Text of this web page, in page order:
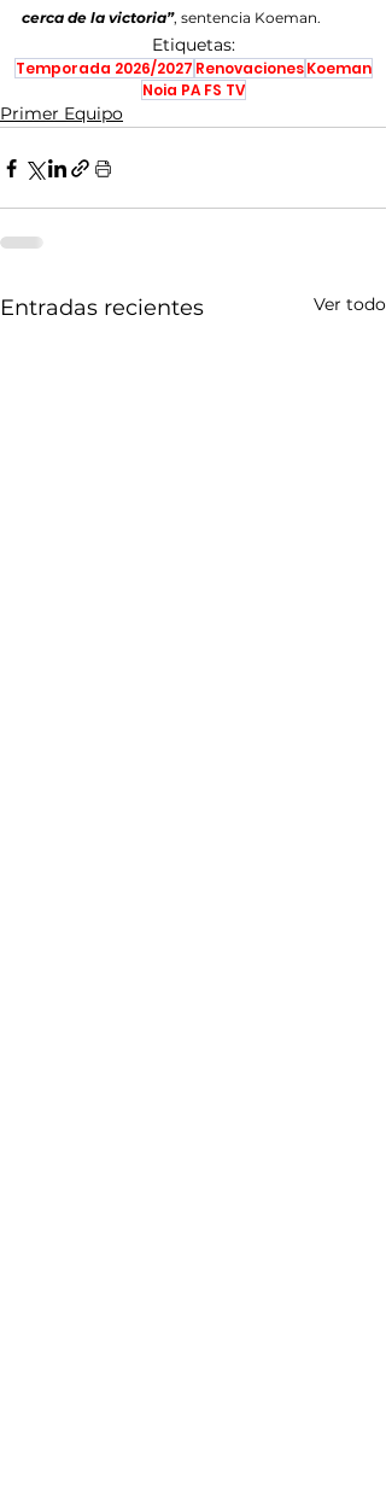
cerca de la victoria”, sentencia Koeman.
Etiquetas:
Temporada 2026/2027 Renovaciones Koeman
Noia PA FS TV
Primer Equipo
Entradas recientes Ver todo